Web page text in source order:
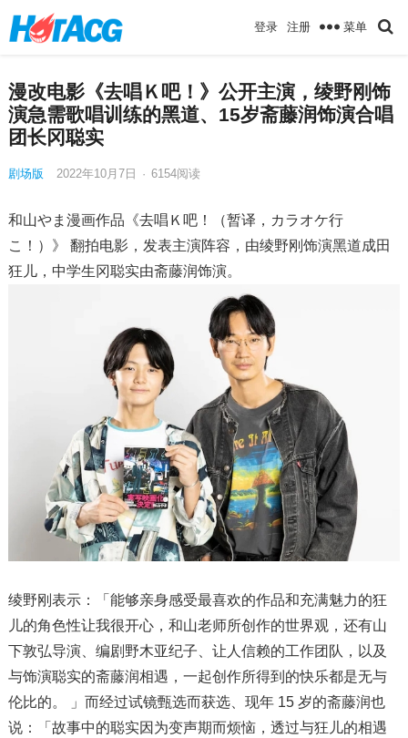
登录 注册 菜单
漫改电影《去唱Ｋ吧！》公开主演，绫野刚饰
演急需歌唱训练的黑道、15岁斋藤润饰演合唱
团长冈聪实
剧场版 2022年10月7日 · 6154阅读
和山やま漫画作品《去唱Ｋ吧！（暂译，カラオケ行
こ！）》 翻拍电影，发表主演阵容，由绫野刚饰演黑道成田
狂儿，中学生冈聪实由斋藤润饰演。
绫野刚表示：「能够亲身感受最喜欢的作品和充满魅力的狂
儿的角色性让我很开心，和山老师所创作的世界观，还有山
下敦弘导演、编剧野木亚纪子、让人信赖的工作团队，以及
与饰演聪实的斋藤润相遇，一起创作所得到的快乐都是无与
伦比的。 」而经过试镜甄选而获选、现年 15 岁的斋藤润也
说：「故事中的聪实因为变声期而烦恼，透过与狂儿的相遇